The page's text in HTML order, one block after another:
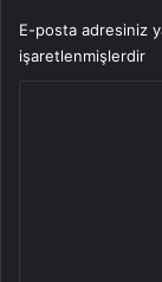
E-posta adresiniz
işaretlenmişlerdir